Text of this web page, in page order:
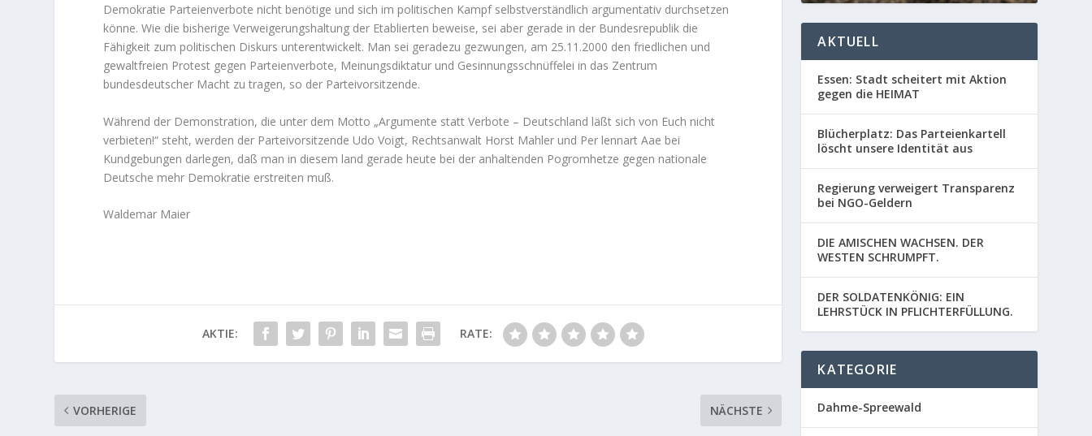
Demokratie Parteienverbote nicht benötige und sich im politischen Kampf selbstverständlich argumentativ durchsetzen
könne. Wie die bisherige Verweigerungshaltung der Etablierten beweise, sei aber gerade in der Bundesrepublik die
Fähigkeit zum politischen Diskurs unterentwickelt. Man sei geradezu gezwungen, am 25.11.2000 den friedlichen und
gewaltfreien Protest gegen Parteienverbote, Meinungsdiktatur und Gesinnungsschnüffelei in das Zentrum
bundesdeutscher Macht zu tragen, so der Parteivorsitzende.
Während der Demonstration, die unter dem Motto „Argumente statt Verbote – Deutschland läßt sich von Euch nicht
verbieten!“ steht, werden der Parteivorsitzende Udo Voigt, Rechtsanwalt Horst Mahler und Per lennart Aae bei
Kundgebungen darlegen, daß man in diesem land gerade heute bei der anhaltenden Pogromhetze gegen nationale
Deutsche mehr Demokratie erstreiten muß.
Waldemar Maier
AKTIE: RATE:
VORHERIGE NÄCHSTE
AKTUELL
Essen: Stadt scheitert mit Aktion
gegen die HEIMAT
Blücherplatz: Das Parteienkartell
löscht unsere Identität aus
Regierung verweigert Transparenz
bei NGO-Geldern
DIE AMISCHEN WACHSEN. DER
WESTEN SCHRUMPFT.
DER SOLDATENKÖNIG: EIN
LEHRSTÜCK IN PFLICHTERFÜLLUNG.
KATEGORIE
Dahme-Spreewald